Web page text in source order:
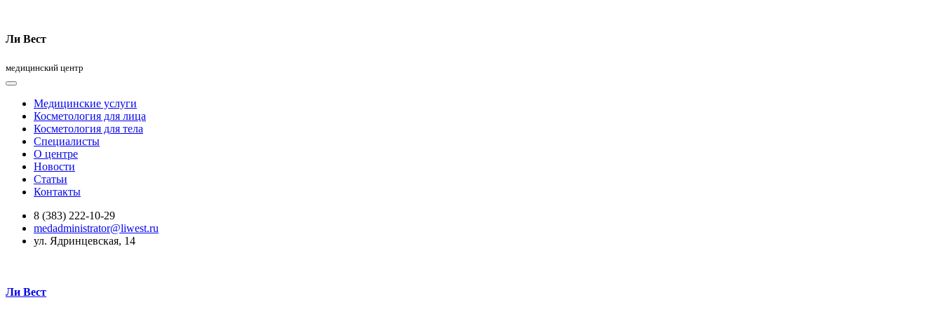
Ли Вест
медицинский центр
Медицинские услуги
Косметология для лица
Косметология для тела
Специалисты
О центре
Новости
Статьи
Контакты
8 (383) 222-10-29
medadministrator@liwest.ru
ул. Ядринцевская, 14
Ли Вест